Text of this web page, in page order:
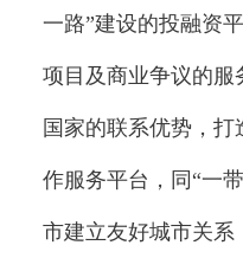
一路”建设的投融资
项目及商业争议的服
国家的联系优势，
作服务平台，同“一
市建立友好城市关系